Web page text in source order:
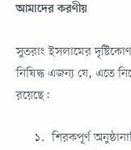
আমাদের করণীয়
সুতরাং ইসলামের
নিষিদ্ধ এজন্য যে, এতে
রয়েছে:
শিরকপূর্ণ